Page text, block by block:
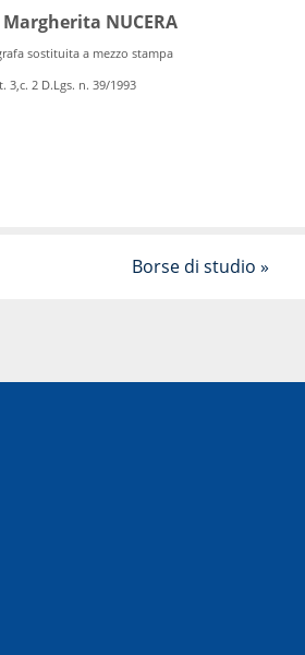
NUCERA
sostituita a mezzo stampa
3,c. 2 D.Lgs. n. 39/1993
Borse di studio »